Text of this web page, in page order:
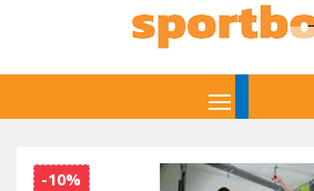
-10%